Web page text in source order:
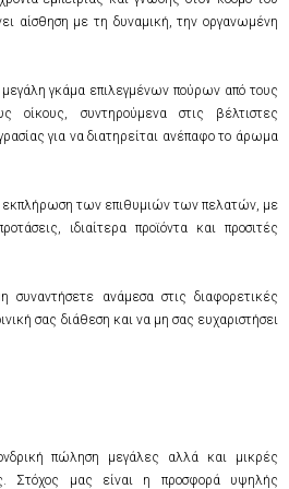
αίσθηση με τη δυναμική, την οργανωμένη
γκάμα επιλεγμένων πούρων από τους
οίκους, συντηρούμενα στις βέλτιστες
για να διατηρείται ανέπαφο το άρωμα
εκπλήρωση των επιθυμιών των πελατών, με
ιδιαίτερα προϊόντα και προσιτές
ανάμεσα στις διαφορετικές
σας διάθεση και να μη σας ευχαριστήσει
πώληση μεγάλες αλλά και μικρές
Στόχος μας είναι η προσφορά υψηλής